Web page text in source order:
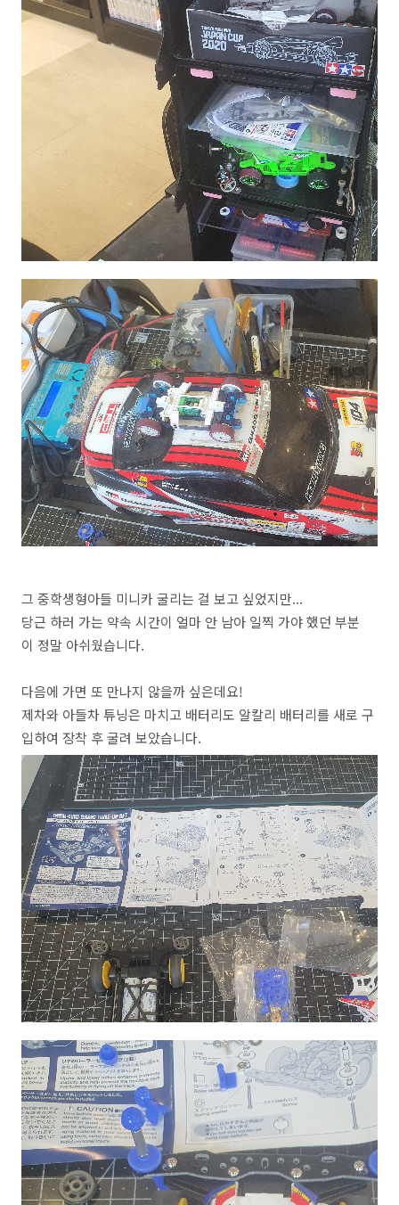
그 중학생형아들 미니카 굴리는 걸 보고 싶었지만...
당근 하러 가는 약속 시간이 얼마 안 남아 일찍 가야 했던 부분
이 정말 아쉬웠습니다.
다음에 가면 또 만나지 않을까 싶은데요!
제차와 아들차 튜닝은 마치고 배터리도 알칼리 배터리를 새로 구
입하여 장착 후 굴려 보았습니다.